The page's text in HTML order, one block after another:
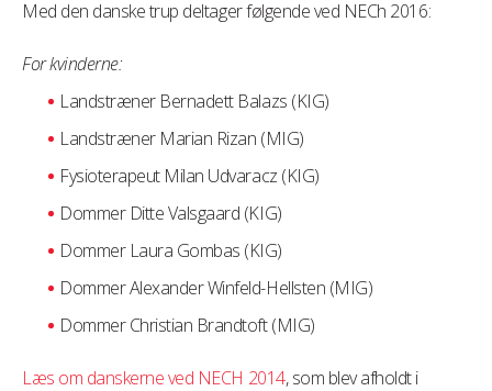
Med den danske trup deltager følgende ved NECh 2016:
For kvinderne:
Landstræner Bernadett Balazs (KIG)
Landstræner Marian Rizan (MIG)
Fysioterapeut Milan Udvaracz (KIG)
Dommer Ditte Valsgaard (KIG)
Dommer Laura Gombas (KIG)
Dommer Alexander Winfeld-Hellsten (MIG)
Dommer Christian Brandtoft (MIG)
Læs om danskerne ved NECH 2014, som blev afholdt i